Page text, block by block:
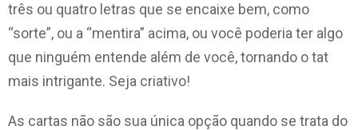
três ou quatro letras que se encaixe bem, como
“sorte”, ou a “mentira” acima, ou você poderia ter algo
que ninguém entende além de você, tornando o tat
mais intrigante. Seja criativo!
As cartas não são sua única opção quando se trata do